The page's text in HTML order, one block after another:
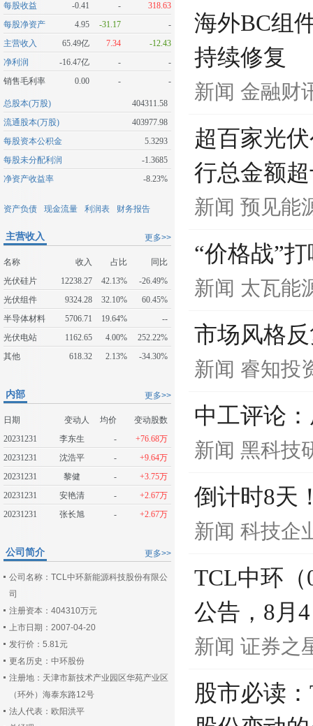
每股收益
-0.41 -
318.63
每股净资产
4.95 -31.17
-
主营收入
65.49亿 7.34
-12.43
净利润
-16.47亿 -
-
销售毛利率
0.00 - -
总股本(万股)
404311.58
流通股本(万股)
403977.98
每股资本公积金
5.3293
每股未分配利润
-1.3685
净资产收益率
-8.23%
资产负债 现金流量 利润表 财务报告
更多>>
主营收入
名称 收入 占比
同比
光伏硅片
12238.27 42.13%
-26.49%
光伏组件
9324.28 32.10%
60.45%
半导体材料
5706.71 19.64%
--
光伏电站
1162.65 4.00%
252.22%
其他
618.32 2.13% -34.30%
更多>>
内部
日期 变动人 均价
变动股数
20231231
李东生 -
+76.68万
20231231
沈浩平 -
+9.64万
20231231
黎健 -
+3.75万
20231231
安艳清 -
+2.67万
20231231
张长旭 - +2.67万
更多>>
公司简介
公司名称：TCL中环新能源科技股份有限公
司
注册资本：404310万元
上市日期：2007-04-20
发行价：5.81元
更名历史：中环股份
注册地：天津市新技术产业园区华苑产业区
（环外）海泰东路12号
法人代表：欧阳洪平
海外BC组
持续修复
新闻 金融财
超百家光
行总金额
新闻 预见能
“价格战”
新闻 太瓦能
市场风格
新闻 睿知投
中工评论
新闻 黑科技
倒计时8天
新闻 科技企
TCL中环（
公告，8月
新闻 证券之
股市必读